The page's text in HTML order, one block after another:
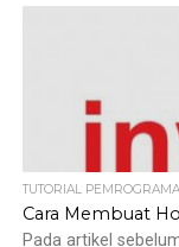
TUTORIAL
Cara Membuat
Pada artikel